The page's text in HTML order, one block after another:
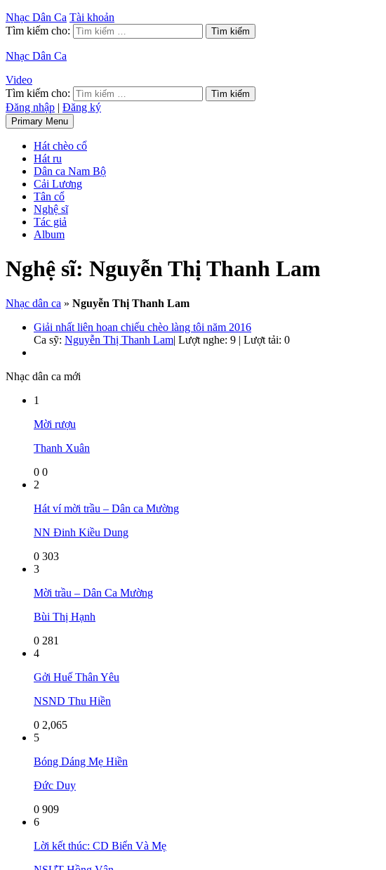
Nhạc Dân Ca Tài khoản
Tìm kiếm cho:
Nhạc Dân Ca
Video
Tìm kiếm cho:
Đăng nhập | Đăng ký
Primary Menu
Hát chèo cổ
Hát ru
Dân ca Nam Bộ
Cải Lương
Tân cổ
Nghệ sĩ
Tác giả
Album
Nghệ sĩ: Nguyễn Thị Thanh Lam
Nhạc dân ca » Nguyễn Thị Thanh Lam
Giải nhất liên hoan chiếu chèo làng tôi năm 2016
Ca sỹ: Nguyễn Thị Thanh Lam| Lượt nghe: 9 | Lượt tải: 0
Nhạc dân ca mới
1
Mời rượu
Thanh Xuân
0 0
2
Hát ví mời trầu – Dân ca Mường
NN Đinh Kiều Dung
0 303
3
Mời trầu – Dân Ca Mường
Bùi Thị Hạnh
0 281
4
Gởi Huế Thân Yêu
NSND Thu Hiền
0 2,065
5
Bóng Dáng Mẹ Hiền
Đức Duy
0 909
6
Lời kết thúc: CD Biển Và Mẹ